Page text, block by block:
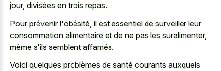
jour, divisées en trois repas.
Pour prévenir l'obésité, il est essentiel de surveiller leur
consommation alimentaire et de ne pas les suralimenter,
même s'ils semblent affamés.
Voici quelques problèmes de santé courants auxquels